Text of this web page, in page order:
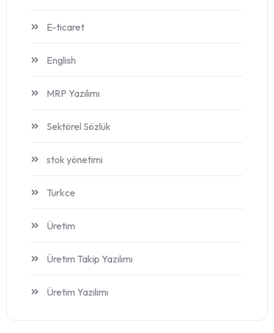
E-ticaret
English
MRP Yazılımı
Sektörel Sözlük
stok yönetimi
Turkce
Üretim
Üretim Takip Yazılımı
Üretim Yazılımı